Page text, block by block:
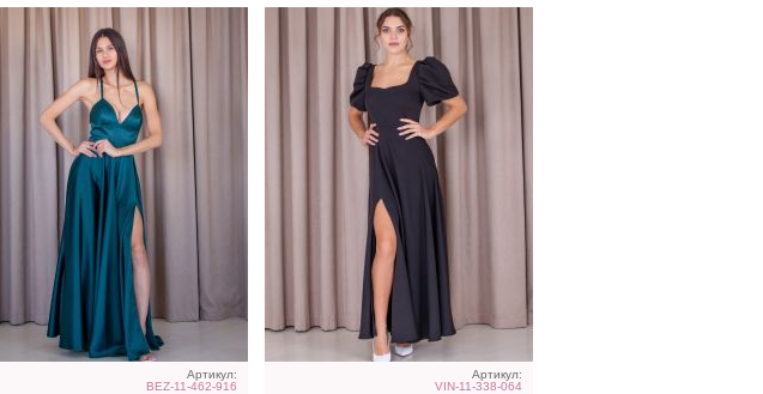
Артикул:
BEZ-11-462-916
Артикул:
VIN-11-338-064
Легкое шифоновое
короткое платье с
цветочным принтом
Короткое черное
нарядное короткое платье
на выпускной